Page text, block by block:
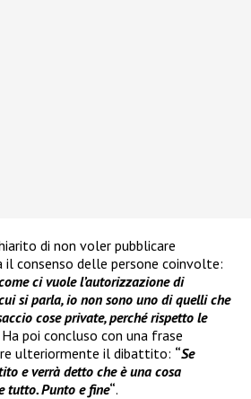
di non voler pubblicare
il consenso delle persone coinvolte:
ci vuole l’autorizzazione di
si parla, io non sono uno di quelli che
cose private, perché rispetto le
Ha poi concluso con una frase
ulteriormente il dibattito: “Se
e verrà detto che è una cosa
tutto. Punto e fine“.